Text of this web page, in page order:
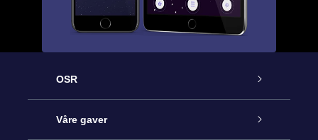
OSR
Kundeservice
Våre gaver